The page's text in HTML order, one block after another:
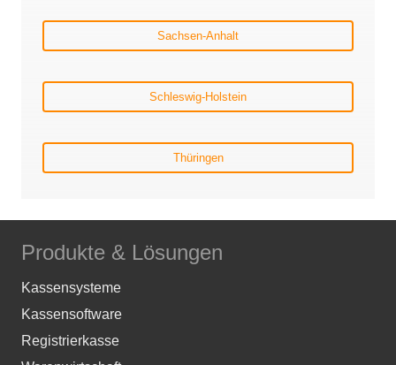
Sachsen-Anhalt
Schleswig-Holstein
Thüringen
Produkte & Lösungen
Kassensysteme
Kassensoftware
Registrierkasse